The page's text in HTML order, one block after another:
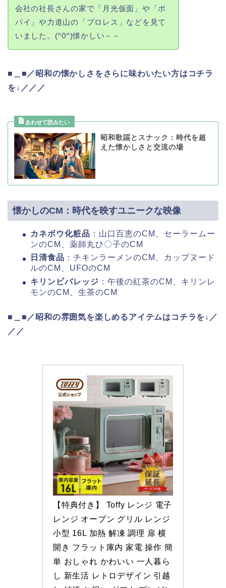
会社の社長さんの家で「月光仮面」や「ポ
パイ」や力道山の「プロレス」などを見て
いました。(^0^)懐かしい－－
■＿■／昭和の懐かしさをさらに味わいたい方はコチラ
を↓／／／
昭和歌謡とスナック：時代を超
えた懐かしさと交流の場
懐かしのCM：時代を映すユニークな映像
カネボウ化粧品 ：山口百恵のCM、セーラームー
ンのCM、薬師丸ひ〇子のCM
日清食品 ：チキンラーメンのCM、カップヌード
ルのCM、UFOのCM
キリンビバレッジ ：午後の紅茶のCM、キリンレ
モンのCM、生茶のCM
■＿■／昭和の雰囲気を楽しめるアイテムはコチラを↓／
／／
【特典付き】 Toffy レンジ 電子
レンジ オーブン グリル レンジ
小型 16L 加熱 解凍 調理 扉 横
開き フラット庫内 家電 操作 簡
単 おしゃれ かわいい 一人暮ら
し 新生活 レトロデザイン 引越